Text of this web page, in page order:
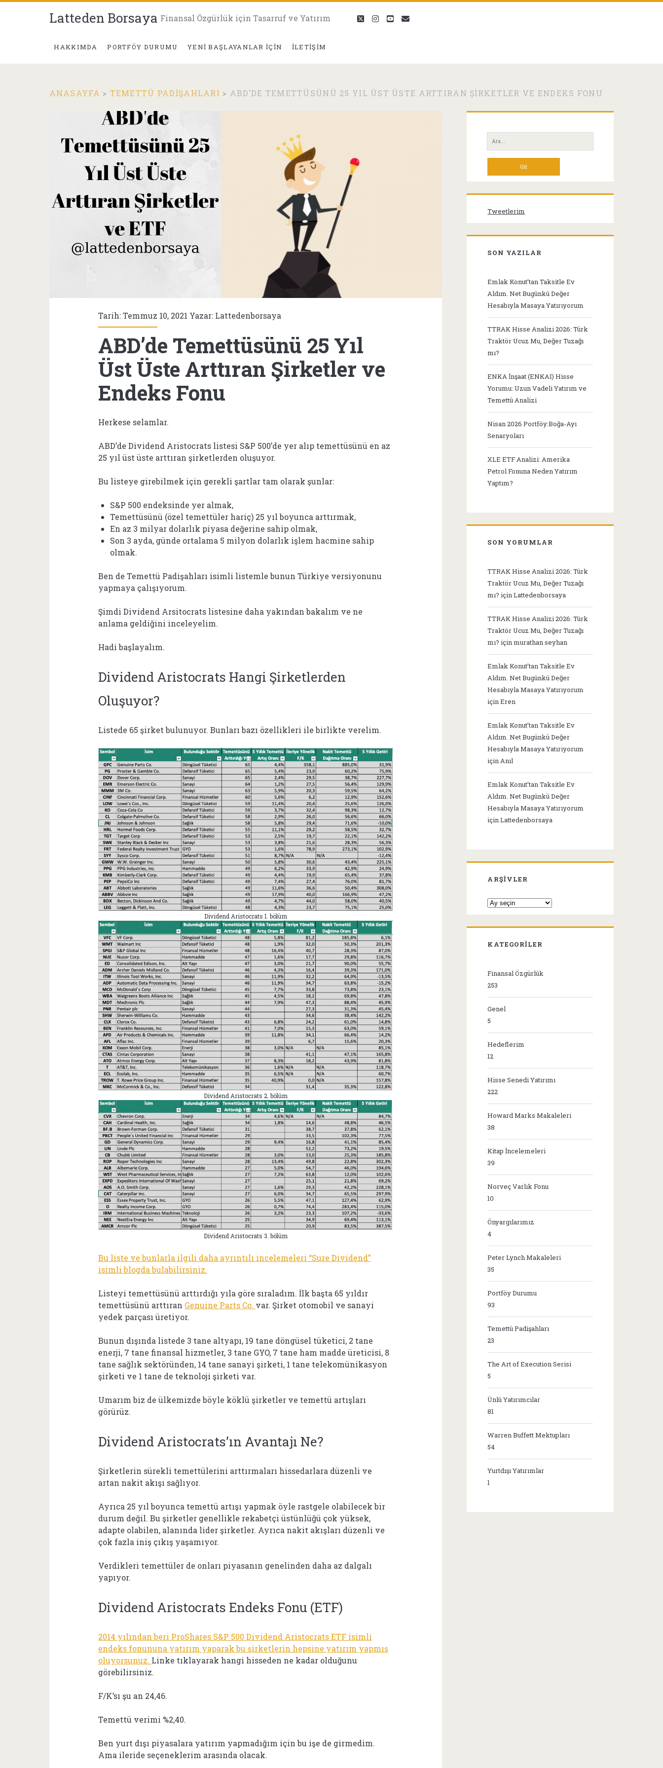
Latteden Borsaya Finansal Özgürlük için Tasarruf ve Yatırım
HAKKIMDA PORTFÖY DURUMU YENI BAŞLAYANLAR İÇIN İLETIŞIM
twitterinstagram
youtubeeposta
ANASAYFA > TEMETTÜ PADIŞAHLARI > ABD’DE TEMETTÜSÜNÜ 25 YIL ÜST ÜSTE ARTTIRAN ŞIRKETLER VE ENDEKS FONU
Tarih: Temmuz 10, 2021 Yazar: Lattedenborsaya
ABD’de Temettüsünü 25 Yıl
Üst Üste Arttıran Şirketler ve
Endeks Fonu
Herkese selamlar.
ABD’de Dividend Aristocrats listesi S&P 500’de yer alıp temettüsünü en az
25 yıl üst üste arttıran şirketlerden oluşuyor.
Bu listeye girebilmek için gerekli şartlar tam olarak şunlar:
S&P 500 endeksinde yer almak,
Temettüsünü (özel temettüler hariç) 25 yıl boyunca arttırmak,
En az 3 milyar dolarlık piyasa değerine sahip olmak,
Son 3 ayda, günde ortalama 5 milyon dolarlık işlem hacmine sahip
olmak.
Ben de Temettü Padişahları isimli listemle bunun Türkiye versiyonunu
yapmaya çalışıyorum.
Şimdi Dividend Arsitocrats listesine daha yakından bakalım ve ne
anlama geldiğini inceleyelim.
Hadi başlayalım.
Dividend Aristocrats Hangi Şirketlerden
Oluşuyor?
Listede 65 şirket bulunuyor. Bunları bazı özellikleri ile birlikte verelim.
Dividend Aristocrats 1. bölüm
Dividend Aristocrats 2. bölüm
Dividend Aristocrats 3. bölüm
Bu liste ve bunlarla ilgili daha ayrıntılı incelemeleri “Sure Dividend”
isimli blogda bulabilirsiniz.
Listeyi temettüsünü arttırdığı yıla göre sıraladım. İlk başta 65 yıldır
temettüsünü arttıran Genuine Parts Co. var. Şirket otomobil ve sanayi
yedek parçası üretiyor.
Bunun dışında listede 3 tane altyapı, 19 tane döngüsel tüketici, 2 tane
enerji, 7 tane finansal hizmetler, 3 tane GYO, 7 tane ham madde üreticisi, 8
tane sağlık sektöründen, 14 tane sanayi şirketi, 1 tane telekomünikasyon
şirketi ve 1 tane de teknoloji şirketi var.
Umarım biz de ülkemizde böyle köklü şirketler ve temettü artışları
görürüz.
Dividend Aristocrats’ın Avantajı Ne?
Şirketlerin sürekli temettülerini arttırmaları hissedarlara düzenli ve
artan nakit akışı sağlıyor.
Ayrıca 25 yıl boyunca temettü artışı yapmak öyle rastgele olabilecek bir
durum değil. Bu şirketler genellikle rekabetçi üstünlüğü çok yüksek,
adapte olabilen, alanında lider şirketler. Ayrıca nakit akışları düzenli ve
çok fazla iniş çıkış yaşamıyor.
Verdikleri temettüler de onları piyasanın genelinden daha az dalgalı
yapıyor.
Dividend Aristocrats Endeks Fonu (ETF)
2014 yılından beri ProShares S&P 500 Dividend Aristocrats ETF isimli
endeks fonununa yatırım yaparak bu şirketlerin hepsine yatırım yapmış
oluyorsunuz. Linke tıklayarak hangi hisseden ne kadar olduğunu
görebilirsiniz.
F/K’sı şu an 24,46.
Temettü verimi %2,40.
Ben yurt dışı piyasalara yatırım yapmadığım için bu işe de girmedim.
Ama ileride seçeneklerim arasında olacak.
Yan
Menü
Ara:
Tweetlerim
SON YAZILAR
Emlak Konut’tan Taksitle Ev
Aldım. Net Bugünkü Değer
Hesabıyla Masaya Yatırıyorum
TTRAK Hisse Analizi 2026: Türk
Traktör Ucuz Mu, Değer Tuzağı
mı?
ENKA İnşaat (ENKAI) Hisse
Yorumu: Uzun Vadeli Yatırım ve
Temettü Analizi
Nisan 2026 Portföy:Boğa-Ayı
Senaryoları
XLE ETF Analizi: Amerika
Petrol Fonuna Neden Yatırım
Yaptım?
SON YORUMLAR
TTRAK Hisse Analizi 2026: Türk
Traktör Ucuz Mu, Değer Tuzağı
mı? içinLattedenborsaya
TTRAK Hisse Analizi 2026: Türk
Traktör Ucuz Mu, Değer Tuzağı
mı? içinmurathan seyhan
Emlak Konut’tan Taksitle Ev
Aldım. Net Bugünkü Değer
Hesabıyla Masaya Yatırıyorum
içinEren
Emlak Konut’tan Taksitle Ev
Aldım. Net Bugünkü Değer
Hesabıyla Masaya Yatırıyorum
içinAnıl
Emlak Konut’tan Taksitle Ev
Aldım. Net Bugünkü Değer
Hesabıyla Masaya Yatırıyorum
içinLattedenborsaya
ARŞIVLER
Arşivler
KATEGORILER
Finansal Özgürlük
253
Genel
5
Hedeflerim
12
Hisse Senedi Yatırımı
222
Howard Marks Makaleleri
38
Kitap İncelemeleri
39
Norveç Varlık Fonu
10
Önyargılarımız
4
Peter Lynch Makaleleri
35
Portföy Durumu
93
Temettü Padişahları
23
The Art of Execution Serisi
5
Ünlü Yatırımcılar
81
Warren Buffett Mektupları
54
Yurtdışı Yatırımlar
1